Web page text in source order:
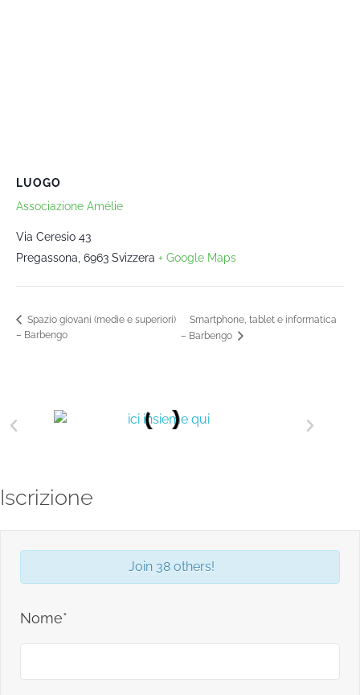
LUOGO
Associazione Amélie
Via Ceresio 43
Pregassona 6963 Svizzera + Google Maps
Spazio giovani (medie e superiori)
– Barbengo
Smartphone, tablet e informatica
– Barbengo
Iscrizione
Join 38 others!
Nome*